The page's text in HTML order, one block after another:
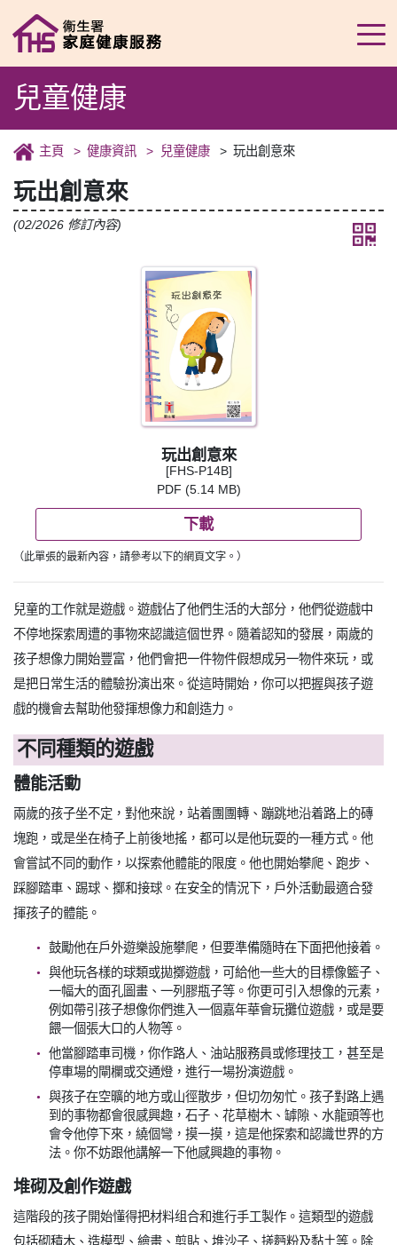
兒童健康
主頁 健康資訊 兒童健康 玩出創意來
玩出創意來
(02/2026 修訂內容)
玩出創意來
[FHS-P14B]
PDF (5.14 MB)
下載
（此單張的最新內容，請參考以下的網頁文字。）
兒童的工作就是遊戲。遊戲佔了他們生活的大部分，他們從遊戲中
不停地探索周遭的事物來認識這個世界。隨着認知的發展，兩歲的
孩子想像力開始豐富，他們會把一件物件假想成另一物件來玩，或
是把日常生活的體驗扮演出來。從這時開始，你可以把握與孩子遊
戲的機會去幫助他發揮想像力和創造力。
不同種類的遊戲
體能活動
兩歲的孩子坐不定，對他來說，站着團團轉、蹦跳地沿着路上的磚
塊跑，或是坐在椅子上前後地搖，都可以是他玩耍的一種方式。他
會嘗試不同的動作，以探索他體能的限度。他也開始攀爬、跑步、
踩腳踏車、踢球、擲和接球。在安全的情況下，戶外活動最適合發
揮孩子的體能。
鼓勵他在戶外遊樂設施攀爬，但要準備隨時在下面把他接着。
與他玩各樣的球類或拋擲遊戲，可給他一些大的目標像籃子、
一幅大的面孔圖畫、一列膠瓶子等。你更可引入想像的元素，
例如帶引孩子想像你們進入一個嘉年華會玩攤位遊戲，或是要
餵一個張大口的人物等。
他當腳踏車司機，你作路人、油站服務員或修理技工，甚至是
停車場的閘欄或交通燈，進行一場扮演遊戲。
與孩子在空曠的地方或山徑散步，但切勿匆忙。孩子對路上遇
到的事物都會很感興趣，石子、花草樹木、罅隙、水龍頭等也
會令他停下來，繞個彎，摸一摸，這是他探索和認識世界的方
法。你不妨跟他講解一下他感興趣的事物。
堆砌及創作遊戲
這階段的孩子開始懂得把材料组合和進行手工製作。這類型的遊戲
包括砌積木、造模型、繪畫、剪貼、堆沙子、搓麪粉及黏土等。除